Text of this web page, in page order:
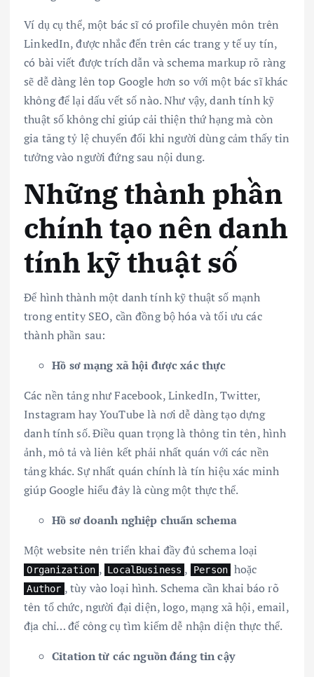
Ví dụ cụ thể, một bác sĩ có profile chuyên môn trên
LinkedIn, được nhắc đến trên các trang y tế uy tín,
có bài viết được trích dẫn và schema markup rõ ràng
sẽ dễ dàng lên top Google hơn so với một bác sĩ khác
không để lại dấu vết số nào. Như vậy, danh tính kỹ
thuật số không chỉ giúp cải thiện thứ hạng mà còn
gia tăng tỷ lệ chuyển đổi khi người dùng cảm thấy tin
tưởng vào người đứng sau nội dung.
Những thành phần
chính tạo nên danh
tính kỹ thuật số
Để hình thành một danh tính kỹ thuật số mạnh
trong entity SEO, cần đồng bộ hóa và tối ưu các
thành phần sau:
Hồ sơ mạng xã hội được xác thực
Các nền tảng như Facebook, LinkedIn, Twitter,
Instagram hay YouTube là nơi dễ dàng tạo dựng
danh tính số. Điều quan trọng là thông tin tên, hình
ảnh, mô tả và liên kết phải nhất quán với các nền
tảng khác. Sự nhất quán chính là tín hiệu xác minh
giúp Google hiểu đây là cùng một thực thể.
Hồ sơ doanh nghiệp chuẩn schema
Một website nên triển khai đầy đủ schema loại
Organization , LocalBusiness , Person hoặc
Author , tùy vào loại hình. Schema cần khai báo rõ
tên tổ chức, người đại diện, logo, mạng xã hội, email,
địa chỉ… để công cụ tìm kiếm dễ nhận diện thực thể.
Citation từ các nguồn đáng tin cậy